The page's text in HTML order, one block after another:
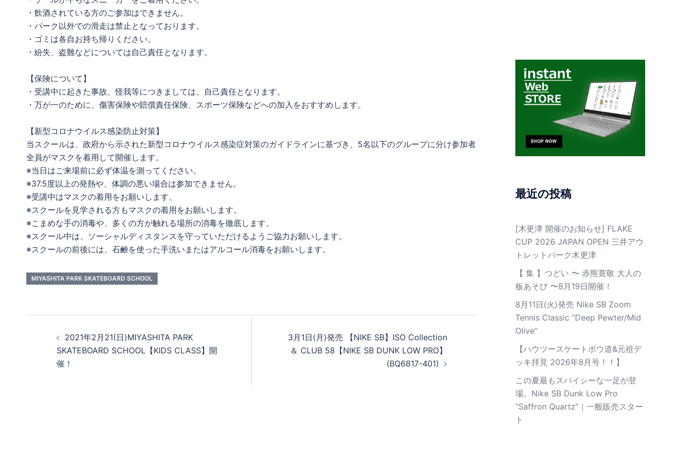
・飲酒されている方のご参加はできません。
・パーク以外での滑走は禁止となっております。
・ゴミは各自お持ち帰りください。
・紛失、盗難などについては自己責任となります。
【保険について】
・受講中に起きた事故、怪我等につきましては、自己責任となります。
・万が一のために、傷害保険や賠償責任保険、スポーツ保険などへの加入をおすすめします。
【新型コロナウイルス感染防止対策】
当スクールは、政府から示された新型コロナウイルス感染症対策のガイドラインに基づき、5名以下のグループに分け参加者
全員がマスクを着用して開催します。
※当日はご来場前に必ず体温を測ってください。
※37.5度以上の発熱や、体調の悪い場合は参加できません。
※受講中はマスクの着用をお願いします。
※スクールを見学される方もマスクの着用をお願いします。
※こまめな手の消毒や、多くの方が触れる場所の消毒を徹底します。
※スクール中は、ソーシャルディスタンスを守っていただけるようご協力お願いします。
※スクールの前後には、石鹸を使った手洗いまたはアルコール消毒をお願いします。
MIYASHITA PARK SKATEBOARD SCHOOL
2021年2月21(日)MIYASHITA PARK
SKATEBOARD SCHOOL【KIDS CLASS】開
催！
3月1日(月)発売 【NIKE SB】ISO Collection
＆ CLUB 58【NIKE SB DUNK LOW PRO】
(BQ6817-401)
最近の投稿
[木更津 開催のお知らせ] FLAKE
CUP 2026 JAPAN OPEN 三井アウ
トレットパーク木更津
【 集 】つどい 〜 赤熊寛敬 大人の
板あそび 〜8月19日開催！
8月11日(火)発売 Nike SB Zoom
Tennis Classic ”Deep Pewter/Mid
Olive”
【ハウツースケートボウ道&元祖デ
ッキ拝見 2026年8月号！！】
この夏最もスパイシーな一足が登
場。Nike SB Dunk Low Pro
“Saffron Quartz”｜一般販売スター
ト